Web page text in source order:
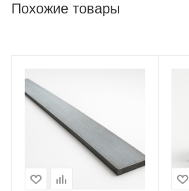
Похожие товары